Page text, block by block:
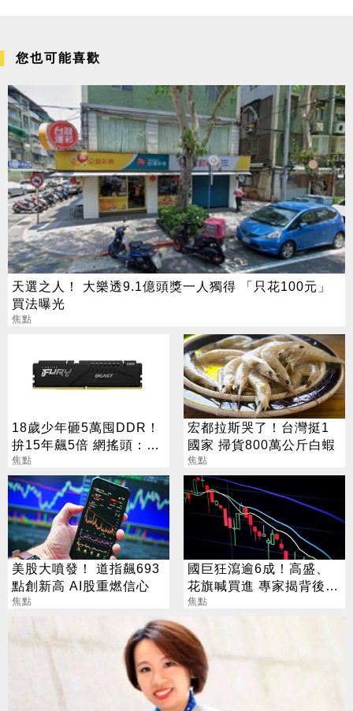
您也可能喜歡
天選之人！ 大樂透9.1億頭獎一人獨得 「只花100元」
買法曝光
焦點
18歲少年砸5萬囤DDR！
拚15年飆5倍 網搖頭：會
報廢
焦點
宏都拉斯哭了！台灣挺1
國家 掃貨800萬公斤白蝦
焦點
美股大噴發！ 道指飆693
點創新高 AI股重燃信心
焦點
國巨狂瀉逾6成！高盛、
花旗喊買進 專家揭背後真
相
焦點